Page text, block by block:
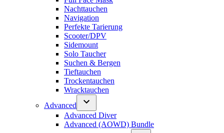
Nachttauchen
Navigation
Perfekte Tarierung
Scooter/DPV
Sidemount
Solo Taucher
Suchen & Bergen
Tieftauchen
Trockentauchen
Wracktauchen
Advanced
Advanced Diver
Advanced (AOWD) Bundle